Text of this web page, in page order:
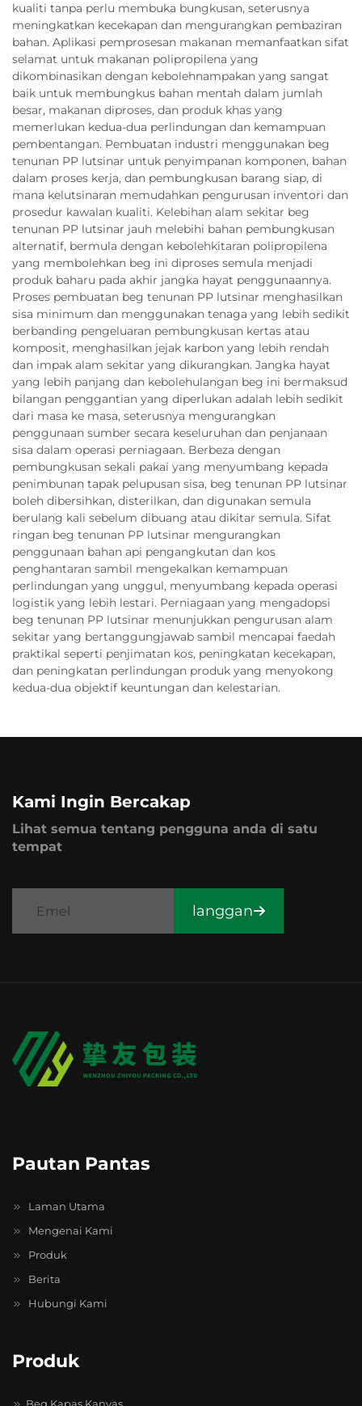
kualiti tanpa perlu membuka bungkusan, seterusnya
meningkatkan kecekapan dan mengurangkan pembaziran
bahan. Aplikasi pemprosesan makanan memanfaatkan sifat
selamat untuk makanan polipropilena yang
dikombinasikan dengan kebolehnampakan yang sangat
baik untuk membungkus bahan mentah dalam jumlah
besar, makanan diproses, dan produk khas yang
memerlukan kedua-dua perlindungan dan kemampuan
pembentangan. Pembuatan industri menggunakan beg
tenunan PP lutsinar untuk penyimpanan komponen, bahan
dalam proses kerja, dan pembungkusan barang siap, di
mana kelutsinaran memudahkan pengurusan inventori dan
prosedur kawalan kualiti. Kelebihan alam sekitar beg
tenunan PP lutsinar jauh melebihi bahan pembungkusan
alternatif, bermula dengan kebolehkitaran polipropilena
yang membolehkan beg ini diproses semula menjadi
produk baharu pada akhir jangka hayat penggunaannya.
Proses pembuatan beg tenunan PP lutsinar menghasilkan
sisa minimum dan menggunakan tenaga yang lebih sedikit
berbanding pengeluaran pembungkusan kertas atau
komposit, menghasilkan jejak karbon yang lebih rendah
dan impak alam sekitar yang dikurangkan. Jangka hayat
yang lebih panjang dan kebolehulangan beg ini bermaksud
bilangan penggantian yang diperlukan adalah lebih sedikit
dari masa ke masa, seterusnya mengurangkan
penggunaan sumber secara keseluruhan dan penjanaan
sisa dalam operasi perniagaan. Berbeza dengan
pembungkusan sekali pakai yang menyumbang kepada
penimbunan tapak pelupusan sisa, beg tenunan PP lutsinar
boleh dibersihkan, disterilkan, dan digunakan semula
berulang kali sebelum dibuang atau dikitar semula. Sifat
ringan beg tenunan PP lutsinar mengurangkan
penggunaan bahan api pengangkutan dan kos
penghantaran sambil mengekalkan kemampuan
perlindungan yang unggul, menyumbang kepada operasi
logistik yang lebih lestari. Perniagaan yang mengadopsi
beg tenunan PP lutsinar menunjukkan pengurusan alam
sekitar yang bertanggungjawab sambil mencapai faedah
praktikal seperti penjimatan kos, peningkatan kecekapan,
dan peningkatan perlindungan produk yang menyokong
kedua-dua objektif keuntungan dan kelestarian.
Kami Ingin Bercakap
Lihat semua tentang pengguna anda di satu
tempat
langgan
Pautan Pantas
Laman Utama
Mengenai Kami
Produk
Berita
Hubungi Kami
Produk